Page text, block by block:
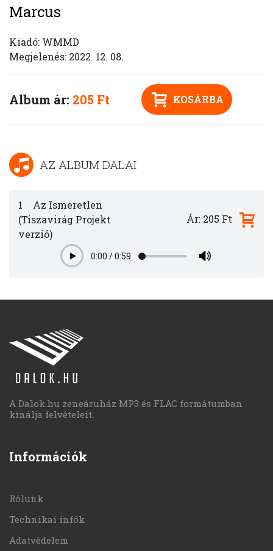
Marcus
Kiadó: WMMD
Megjelenés: 2022. 12. 08.
Album ár: 205 Ft KOSÁRBA
AZ ALBUM DALAI
1
Az Ismeretlen
(Tiszavirág Projekt
verzió)
Play0:00 /0:59
Ár: 205 Ft
A Dalok.hu zeneáruház MP3 és FLAC formátumban
kínálja felvételeit.
Információk
Rólunk
Technikai infók
Adatvédelem